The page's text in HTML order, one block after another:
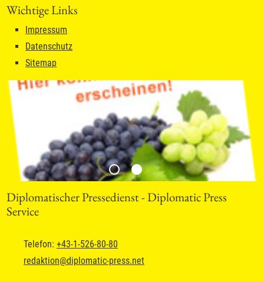
Wichtige Links
Impressum
Datenschutz
Sitemap
Diplomatischer Pressedienst - Diplomatic Press
Service
Telefon: +43-1-526-80-80
redaktion@diplomatic-press.net